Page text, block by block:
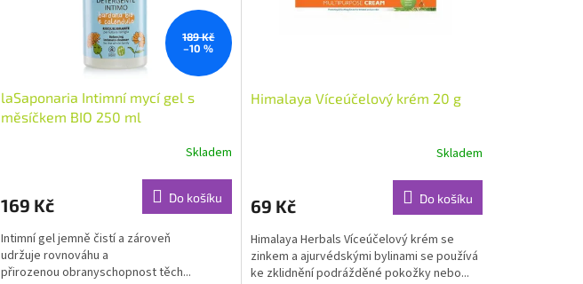
189 Kč
–10 %
laSaponaria Intimní mycí gel s
měsíčkem BIO 250 ml
Skladem
169 Kč Do košíku
Intimní gel jemně čistí a zároveň
udržuje rovnováhu a
přirozenou obranyschopnost těch...
Himalaya Víceúčelový krém 20 g
je
z
5
hvězdiček.
Skladem
69 Kč Do košíku
Himalaya Herbals Víceúčelový krém se
zinkem a ajurvédskými bylinami se používá
ke zklidnění podrážděné pokožky nebo...